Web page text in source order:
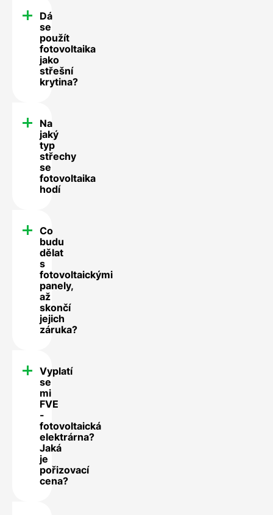
Dá
se
použít
fotovoltaika
jako
střešní
krytina?
Na
jaký
typ
střechy
se
fotovoltaika
hodí
Co
budu
dělat
s
fotovoltaickými
panely,
až
skončí
jejich
záruka?
Vyplatí
se
mi
FVE
-
fotovoltaická
elektrárna?
Jaká
je
pořizovací
cena?